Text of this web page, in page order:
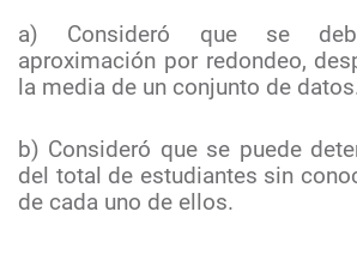
a) Consideró que se
aproximación por redondeo,
la media de un conjunto de
b) Consideró que se puede
del total de estudiantes sin
de cada uno de ellos.